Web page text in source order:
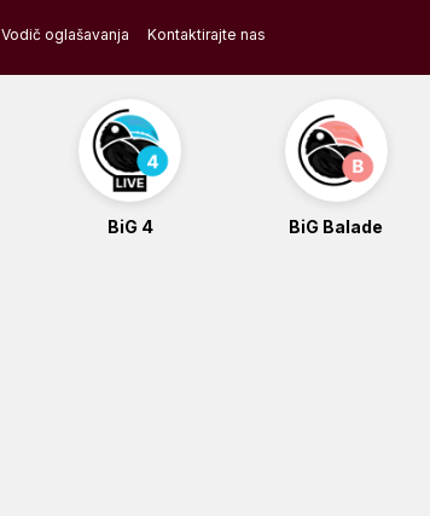
Vodič oglašavanja Kontaktirajte nas
BiG 4 BiG Balade